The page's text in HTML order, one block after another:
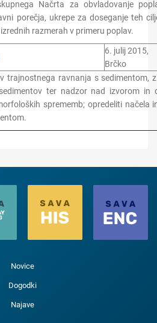
Načrta za obvladovanje
porečja, ukrepe za doseganje teh
razmerah v primeru poplav.
6. julij 2015,
Brčko
trajnostnega ravnanja s sedimentom,
ter nadzor nad izvorom in
sprememb; opredeliti načela
Novice
Dogodki
Najave